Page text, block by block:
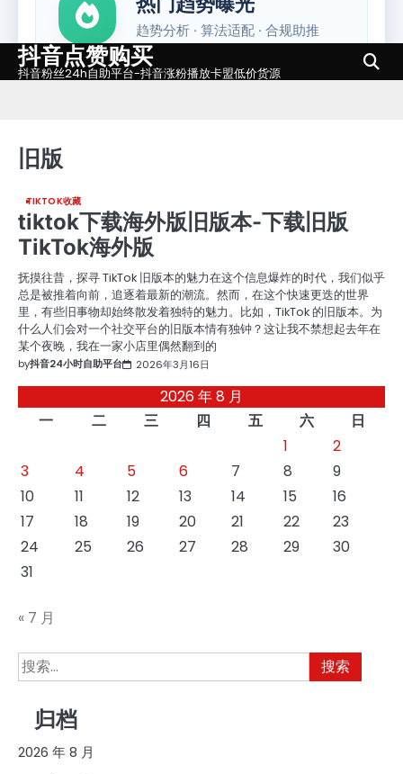
Skip抖音点赞购买
抖音粉丝24h自助平台-抖音涨粉播放卡盟低价货源
旧版
TIKTOK收藏
tiktok下载海外版旧版本-下载旧版
TikTok海外版
抚摸往昔，探寻 TikTok 旧版本的魅力在这个信息爆炸的时代，我们似乎
总是被推着向前，追逐着最新的潮流。然而，在这个快速更迭的世界
里，有些旧事物却始终散发着独特的魅力。比如，TikTok 的旧版本。为
什么人们会对一个社交平台的旧版本情有独钟？这让我不禁想起去年在
某个夜晚，我在一家小店里偶然翻到的
by抖音24小时自助平台 2026年3月16日
2026 年 8 月
一
二 三 四 五 六
日
1
2
3
4 5 6 7 8
9
10
11 12 13 14 15
16
17
18 19 20 21 22
23
24
25 26 27 28 29
30
31
« 7 月
搜
索：
归档
2026 年 8 月